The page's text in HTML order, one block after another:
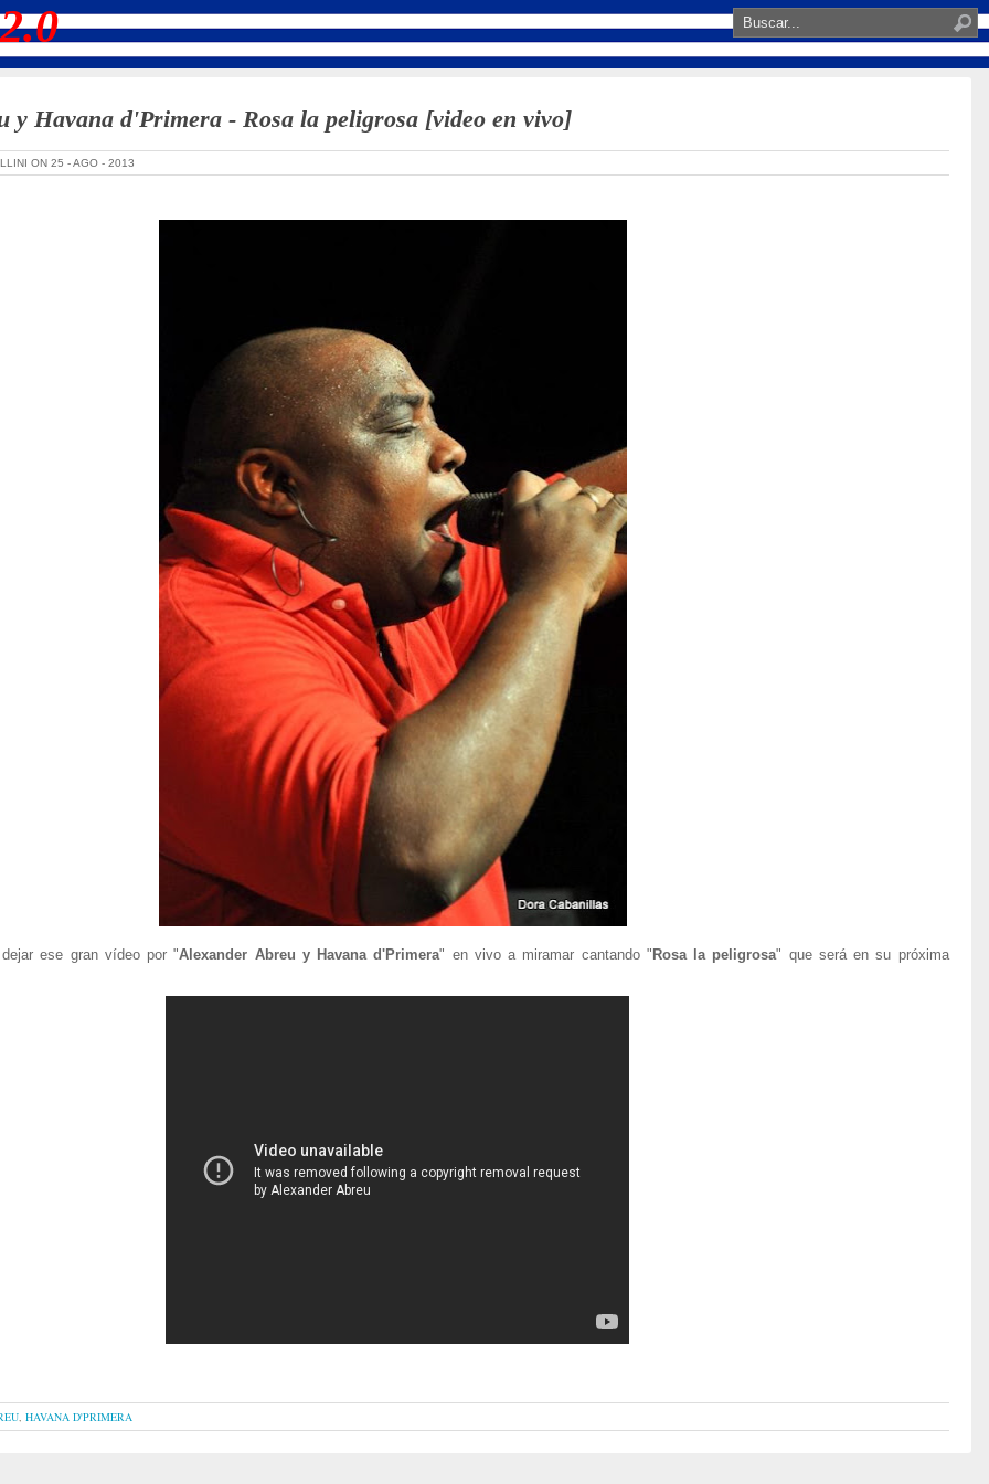
y Havana d'Primera - Rosa la peligrosa [video en vivo]
ON 25 -AGO - 2013
ese gran vídeo por "Alexander Abreu y Havana d'Primera" en vivo a miramar cantando " Rosa la peligrosa" que será en su próxima
, HAVANA D'PRIMERA